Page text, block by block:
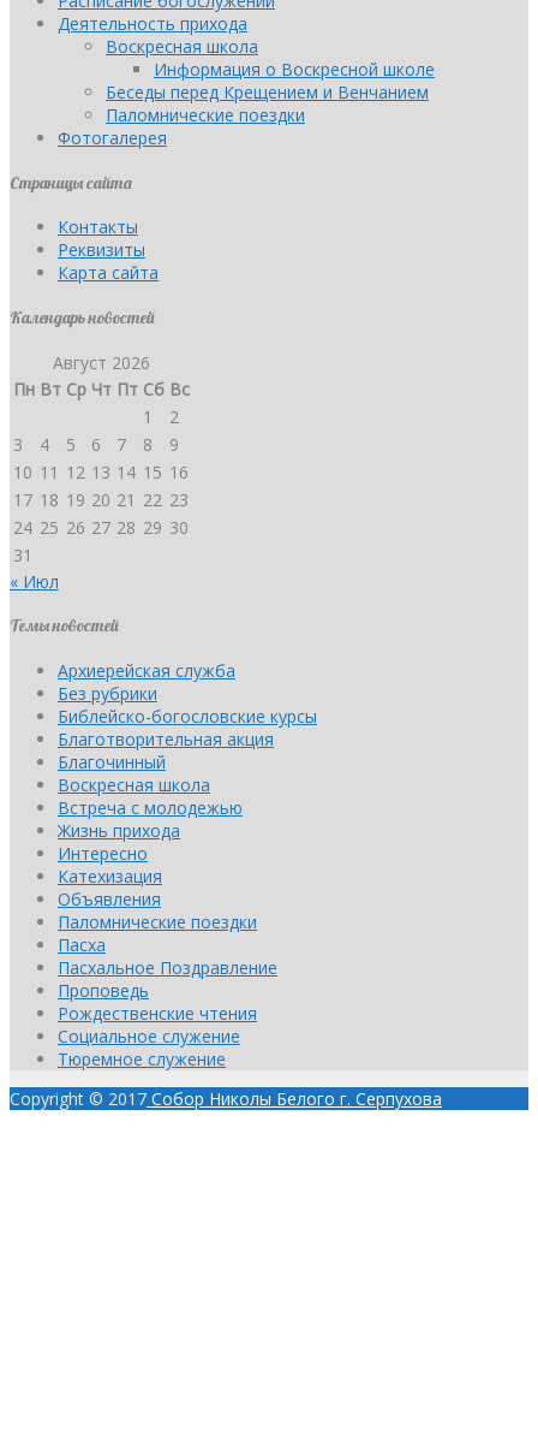
Деятельность прихода
Воскресная школа
Информация о Воскресной школе
Беседы перед Крещением и Венчанием
Паломнические поездки
Фотогалерея
Страницы сайта
Контакты
Реквизиты
Карта сайта
Календарь новостей
Август 2026
Пн Вт Ср Чт Пт Сб Вс
1
2
3
4 5 6 7 8
9
10 11 12 13 14 15 16
17 18 19 20 21 22 23
24 25 26 27 28 29 30
31
« Июл
Темы новостей
Архиерейская служба
Без рубрики
Библейско-богословские курсы
Благотворительная акция
Благочинный
Воскресная школа
Встреча с молодежью
Жизнь прихода
Интересно
Катехизация
Объявления
Паломнические поездки
Пасха
Пасхальное Поздравление
Проповедь
Рождественские чтения
Социальное служение
Тюремное служение
Copyright © 2017 Собор Николы Белого г. Серпухова